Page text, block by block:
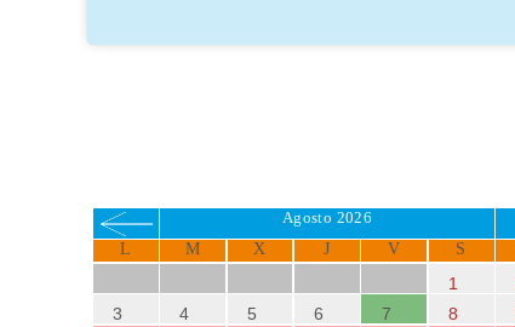
Agosto 2026
L M X J V S
1
3
4 5 6 7 8